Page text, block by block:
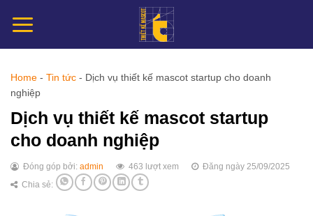
đến
Home - Tin tức - Dịch vụ thiết kế mascot startup cho doanh
nghiệp
Dịch vụ thiết kế mascot startup
cho doanh nghiệp
Đóng góp bởi: admin 463 lượt xem
Đăng ngày 25/09/2025
Chia sẻ: